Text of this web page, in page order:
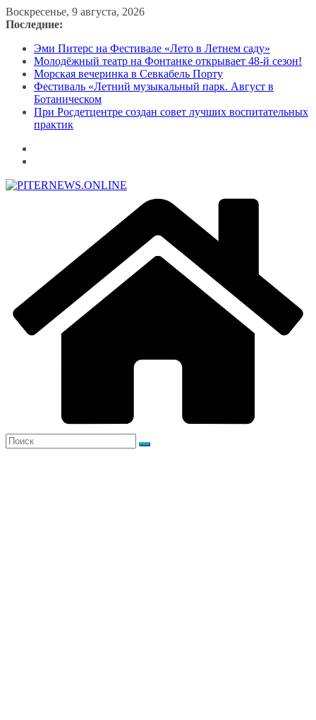
Перейти
к
Воскресенье, 9 августа, 2026
Последние:
Эми Питерс на Фестивале «Лето в Летнем саду»
Молодёжный театр на Фонтанке открывает 48-й сезон!
Морская вечеринка в Севкабель Порту
Фестиваль «Летний музыкальный парк. Август в
Ботаническом
При Росдетцентре создан совет лучших воспитательных
практик